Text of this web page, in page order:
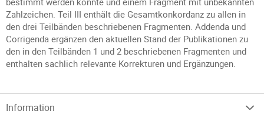
Zahlzeichen. Teil III enthält die Gesamtkonkordanz zu allen in
den drei Teilbänden beschriebenen Fragmenten. Addenda und
Corrigenda ergänzen den aktuellen Stand der Publikationen zu
den in den Teilbänden 1 und 2 beschriebenen Fragmenten und
enthalten sachlich relevante Korrekturen und Ergänzungen.
Information